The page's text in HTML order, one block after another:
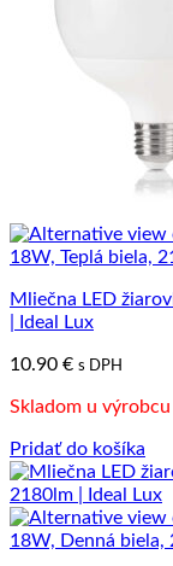
Mliečna LED
| Ideal Lux
10.90 € s DPH
Skladom u
Pridať do košíka